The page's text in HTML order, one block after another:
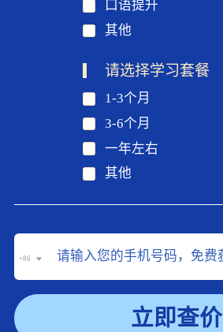
口语提升
其他
请选择学习套餐
1-3个月
3-6个月
一年左右
其他
+86
立即查价